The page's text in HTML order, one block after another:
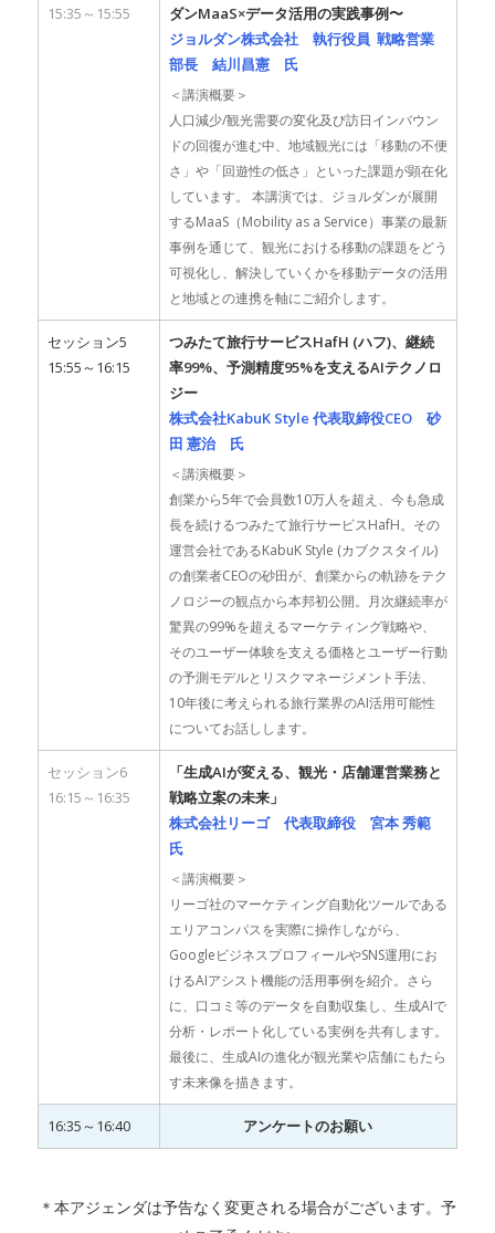
15:35～15:55
ダンMaaS×データ活用の実践事例〜
ジョルダン株式会社 執行役員 戦略営業
部長 結川昌憲 氏
＜講演概要＞
人口減少/観光需要の変化及び訪日インバウン
ドの回復が進む中、地域観光には「移動の不便
さ」や「回遊性の低さ」といった課題が顕在化
しています。 本講演では、ジョルダンが展開
するMaaS（Mobility as a Service）事業の最新
事例を通じて、観光における移動の課題をどう
可視化し、解決していくかを移動データの活用
と地域との連携を軸にご紹介します。
セッション5
15:55～16:15
つみたて旅行サービスHafH (ハフ)、継続
率99%、予測精度95%を支えるAIテクノロ
ジー
株式会社KabuK Style 代表取締役CEO 砂
田 憲治 氏
＜講演概要＞
創業から5年で会員数10万人を超え、今も急成
長を続けるつみたて旅行サービスHafH。その
運営会社であるKabuK Style (カブクスタイル)
の創業者CEOの砂田が、創業からの軌跡をテク
ノロジーの観点から本邦初公開。月次継続率が
驚異の99%を超えるマーケティング戦略や、
そのユーザー体験を支える価格とユーザー行動
の予測モデルとリスクマネージメント手法、
10年後に考えられる旅行業界のAI活用可能性
についてお話しします。
セッション6
16:15～16:35
「生成AIが変える、観光・店舗運営業務と
戦略立案の未来」
株式会社リーゴ 代表取締役 宮本 秀範
氏
＜講演概要＞
リーゴ社のマーケティング自動化ツールである
エリアコンパスを実際に操作しながら、
GoogleビジネスプロフィールやSNS運用にお
けるAIアシスト機能の活用事例を紹介。さら
に、口コミ等のデータを自動収集し、生成AIで
分析・レポート化している実例を共有します。
最後に、生成AIの進化が観光業や店舗にもたら
す未来像を描きます。
16:35～16:40 アンケートのお願い
＊本アジェンダは予告なく変更される場合がございます。予